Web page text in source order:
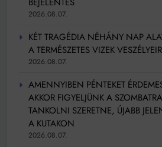
2026.08.07.
KÉT TRAGÉDIA NÉHÁNY NAP
A TERMÉSZETES VIZEK
2026.08.07.
AMENNYIBEN PÉNTEKET
AKKOR FIGYELJÜNK A
TANKOLNI SZERETNE, ÚJABB
A KUTAKON
2026.08.07.